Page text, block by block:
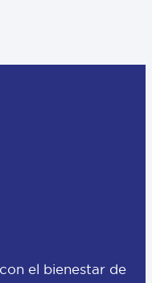
el bienestar de